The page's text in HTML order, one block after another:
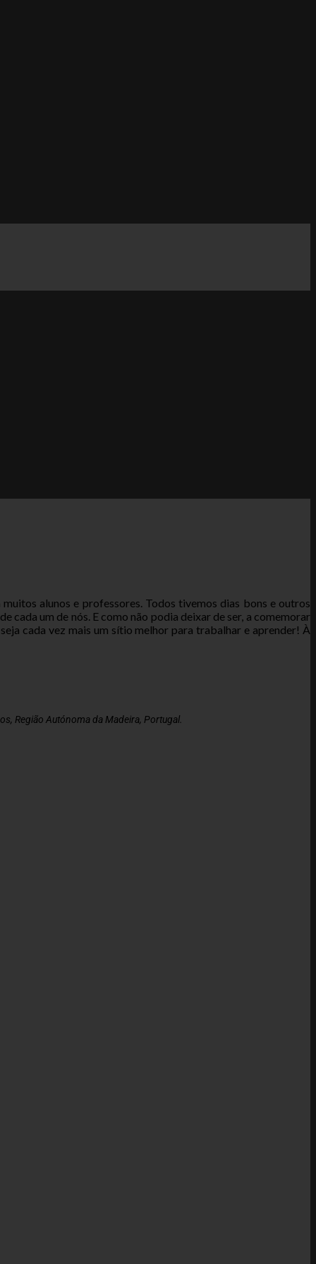
alunos e professores. Todos tivemos dias bons e outros
cada um de nós. E como não podia deixar de ser, a comemorar
cada vez mais um sítio melhor para trabalhar e aprender! À
Região Autónoma da Madeira, Portugal.